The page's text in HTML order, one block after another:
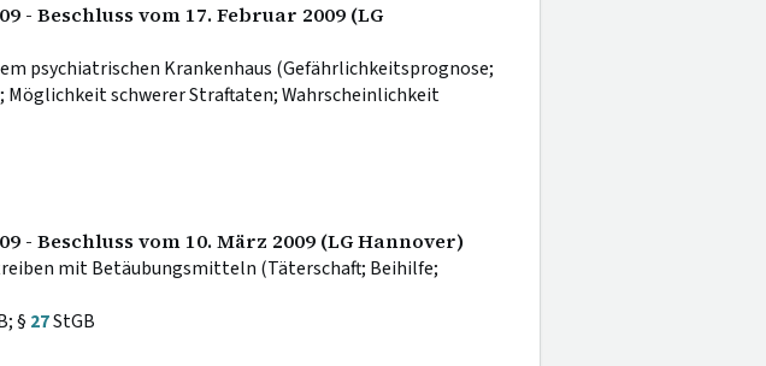
- Beschluss vom 17. Februar 2009 (LG
psychiatrischen Krankenhaus (Gefährlichkeitsprognose;
schwerer Straftaten; Wahrscheinlichkeit
09 - Beschluss vom 10. März 2009 (LG Hannover)
mit Betäubungsmitteln (Täterschaft; Beihilfe;
§ 27StGB